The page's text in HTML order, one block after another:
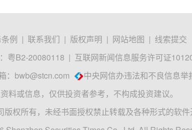
例 | 联系我们 | 版权声明 | 网站地图 | 线索提交
粤B2-20080118 | 互联网新闻信息服务许可证
bwb@stcn.com 中央网信办违法和不良信息举
料或信息，仅供投资者参考，不构成投资建议。
权所有，未经书面授权禁止转载及各种形式的软件